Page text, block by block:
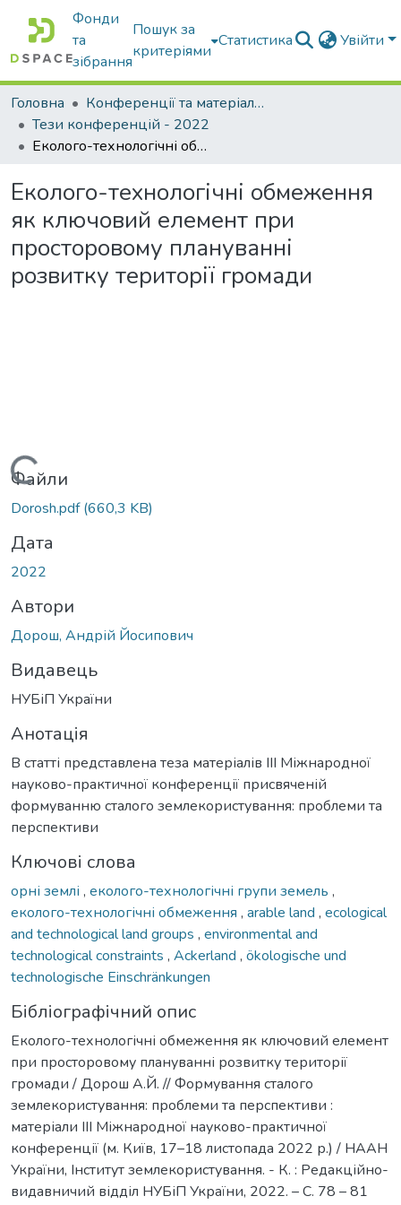
Фонди
та
зібрання
Пошук за
критеріями
Статистика Увійти
Головна
Конференції та матеріали конференцій
Тези конференцій - 2022
Еколого-технологічні обмеження як ключовий елемент при просторовому плануванні розвитку території громади
Еколого-технологічні обмеження
як ключовий елемент при
просторовому плануванні
розвитку території громади
Вантажиться...
Файли
Dorosh.pdf(660,3 KB)
Дата
2022
Автори
Дорош, Андрій Йосипович
Видавець
НУБіП України
Анотація
В статті представлена теза матеріалів ІІІ Міжнародної
науково-практичної конференції присвяченій
формуванню сталого землекористування: проблеми та
перспективи
Ключові слова
орні землі , еколого-технологічні групи земель ,
еколого-технологічні обмеження , arable land , ecological
and technological land groups , environmental and
technological constraints , Ackerland , ökologische und
technologische Einschränkungen
Бібліографічний опис
Еколого-технологічні обмеження як ключовий елемент
при просторовому плануванні розвитку території
громади / Дорош А.Й. // Формування сталого
землекористування: проблеми та перспективи :
матеріали ІІІ Міжнародної науково-практичної
конференції (м. Київ, 17–18 листопада 2022 р.) / НААН
України, Інститут землекористування. - К. : Редакційно-
видавничий відділ НУБіП України, 2022. – С. 78 – 81